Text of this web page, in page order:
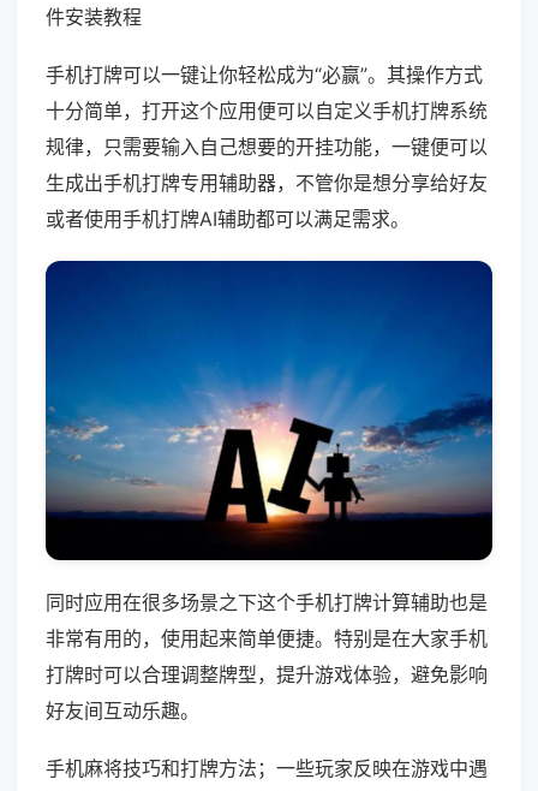
件安装教程
手机打牌可以一键让你轻松成为“必赢”。其操作方式
十分简单，打开这个应用便可以自定义手机打牌系统
规律，只需要输入自己想要的开挂功能，一键便可以
生成出手机打牌专用辅助器，不管你是想分享给好友
或者使用手机打牌AI辅助都可以满足需求。
同时应用在很多场景之下这个手机打牌计算辅助也是
非常有用的，使用起来简单便捷。特别是在大家手机
打牌时可以合理调整牌型，提升游戏体验，避免影响
好友间互动乐趣。
手机麻将技巧和打牌方法；一些玩家反映在游戏中遇